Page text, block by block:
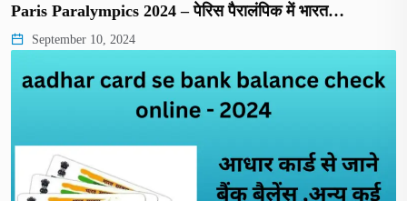
Paris Paralympics 2024 – पेरिस पैरालंपिक में भारत…
September 10, 2024